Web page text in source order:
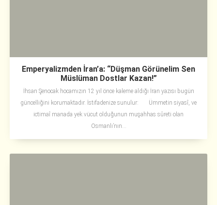
Emperyalizmden İran’a: “Düşman Görünelim Sen
Müslüman Dostlar Kazan!”
İhsan Şenocak hocamızın 12 yıl önce kaleme aldığı İran yazısı bugün
güncelliğini korumaktadır. İstifadenize sunulur: Ümmetin siyasî, ve
ictimaî manada yek vücut olduğunun muşahhas sûreti olan
Osmanlı’nın...